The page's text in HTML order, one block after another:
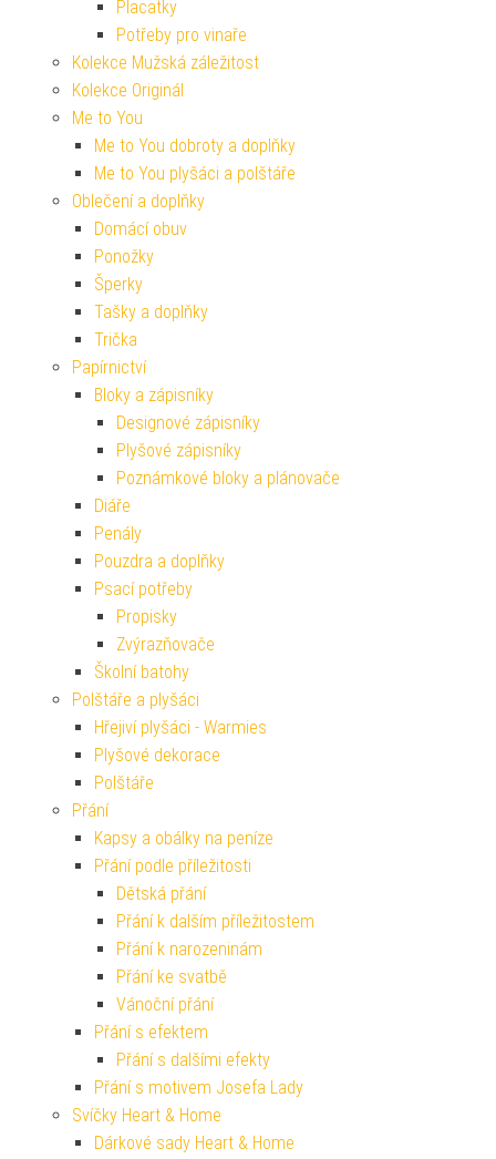
Placatky
Potřeby pro vinaře
Kolekce Mužská záležitost
Kolekce Originál
Me to You
Me to You dobroty a doplňky
Me to You plyšáci a polštáře
Oblečení a doplňky
Domácí obuv
Ponožky
Šperky
Tašky a doplňky
Trička
Papírnictví
Bloky a zápisníky
Designové zápisníky
Plyšové zápisníky
Poznámkové bloky a plánovače
Diáře
Penály
Pouzdra a doplňky
Psací potřeby
Propisky
Zvýrazňovače
Školní batohy
Polštáře a plyšáci
Hřejiví plyšáci - Warmies
Plyšové dekorace
Polštáře
Přání
Kapsy a obálky na peníze
Přání podle příležitosti
Dětská přání
Přání k dalším příležitostem
Přání k narozeninám
Přání ke svatbě
Vánoční přání
Přání s efektem
Přání s dalšími efekty
Přání s motivem Josefa Lady
Svíčky Heart & Home
Dárkové sady Heart & Home